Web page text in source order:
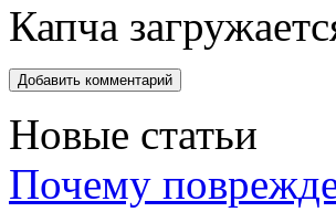
Капча
Новые статьи
Почему